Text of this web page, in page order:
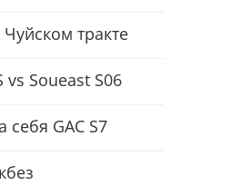
тракте
vs Soueast S06
GAC S7